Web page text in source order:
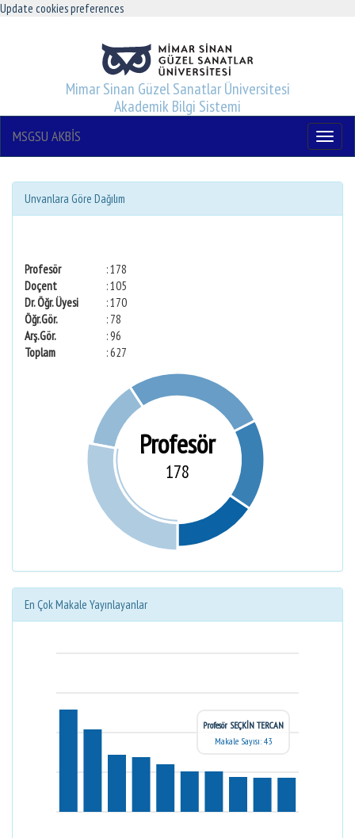
Update cookies preferences
Mimar Sinan Güzel Sanatlar Üniversitesi
Akademik Bilgi Sistemi
Menu
MSGSU AKBİS
Unvanlara Göre Dağılım
Profesör
: 178
Doçent
: 105
Dr. Öğr. Üyesi
: 170
Öğr.Gör.
: 78
Arş.Gör.
: 96
Toplam
: 627
Profesör
178
En Çok Makale Yayınlayanlar
Profesör SEÇKİN TERCAN
Makale Sayısı: 43